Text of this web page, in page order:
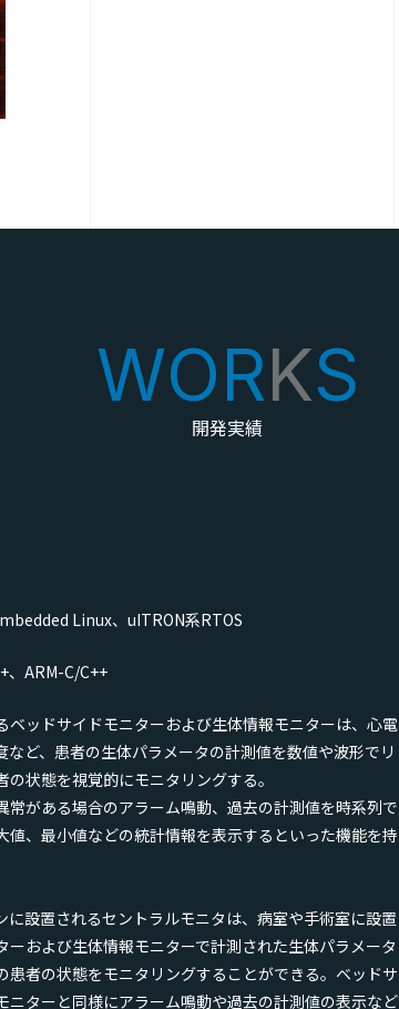
WORKS
開発実績
Linux、uITRON系RTOS
、ARM-C/C++
ベッドサイドモニターおよび生体情報モニターは、心電
など、患者の生体パラメータの計測値を数値や波形でリ
状態を視覚的にモニタリングする。
常がある場合のアラーム鳴動、過去の計測値を時系列で
値、最小値などの統計情報を表示するといった機能を持
に設置されるセントラルモニタは、病室や手術室に設置
ーおよび生体情報モニターで計測された生体パラメータ
患者の状態をモニタリングすることができる。ベッドサ
ニターと同様にアラーム鳴動や過去の計測値の表示など